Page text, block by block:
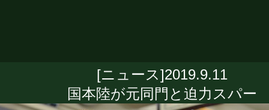
[ニュース]2019.9.11
国本陸が元同門と迫力スパー